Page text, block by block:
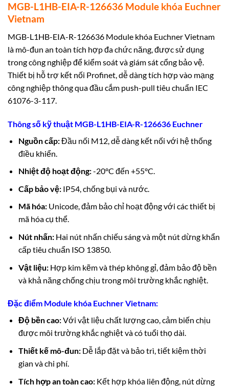
MGB-L1HB-EIA-R-126636 Module khóa Euchner
Vietnam
MGB-L1HB-EIA-R-126636 Module khóa Euchner Vietnam
là mô-đun an toàn tích hợp đa chức năng, được sử dụng
trong công nghiệp để kiểm soát và giám sát cổng bảo vệ.
Thiết bị hỗ trợ kết nối Profinet, dễ dàng tích hợp vào mạng
công nghiệp thông qua đầu cắm push-pull tiêu chuẩn IEC
61076-3-117.
Thông số kỹ thuật MGB-L1HB-EIA-R-126636 Euchner
Nguồn cấp:Đầu nối M12, dễ dàng kết nối với hệ thống
điều khiển.
Nhiệt độ hoạt động:-20°C đến +55°C.
Cấp bảo vệ:IP54, chống bụi và nước.
Mã hóa:Unicode, đảm bảo chỉ hoạt động với các thiết bị
mã hóa cụ thể.
Nút nhấn:Hai nút nhấn chiếu sáng và một nút dừng khẩn
cấp tiêu chuẩn ISO 13850.
Vật liệu:Hợp kim kẽm và thép không gỉ, đảm bảo độ bền
và khả năng chống chịu trong môi trường khắc nghiệt.
Đặc điểm Module khóa Euchner Vietnam:
Độ bền cao:Với vật liệu chất lượng cao, cảm biến chịu
được môi trường khắc nghiệt và có tuổi thọ dài.
Thiết kế mô-đun:Dễ lắp đặt và bảo trì, tiết kiệm thời
gian và chi phí.
Tích hợp an toàn cao:Kết hợp khóa liên động, nút dừng